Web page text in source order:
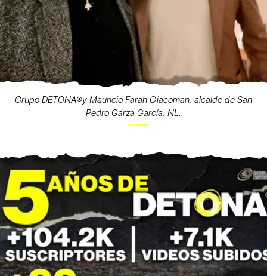
Grupo DETONA®️y Mauricio Farah Giacoman, alcalde de San
Pedro Garza García, NL.